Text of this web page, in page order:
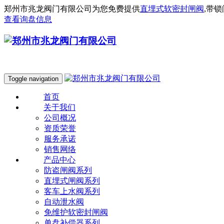
郑州市兆龙阀门有限公司为您免费提供直埋式软密封闸阀,带
查看询盘信息
Toggle navigation
首页
关于我们
公司概况
资质荣誉
服务承诺
销售网络
产品中心
防盗闸阀系列
直埋式闸阀系列
客车上水阀系列
自动泄水阀
免维护软密封闸阀